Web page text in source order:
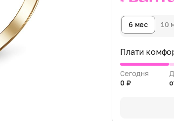
6 мес 10
Плати
Сегодня
0 ₽